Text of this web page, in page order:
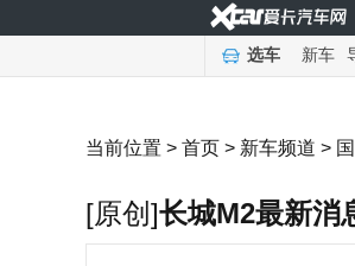
选车 新车
当前位置 > 首页 > 新车频道 >
[原创]长城M2最新消